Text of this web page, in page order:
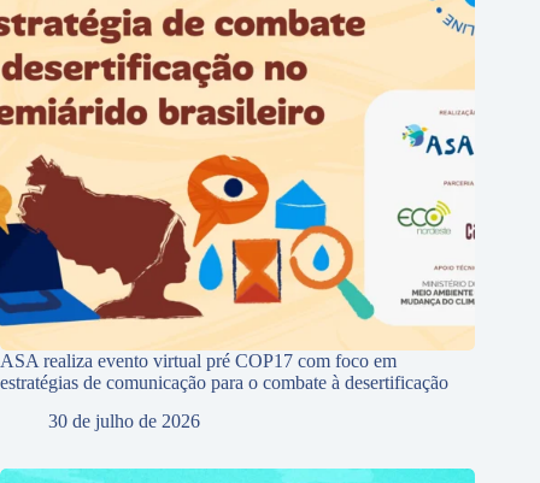
ASA realiza evento virtual pré COP17 com foco em
estratégias de comunicação para o combate à desertificação
30 de julho de 2026